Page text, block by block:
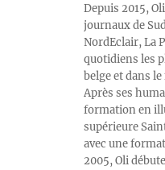
Depuis 2015,
journaux de
NordEclair, La
quotidiens les
belge et dans
Après ses
formation en
supérieure
avec une
2005, Oli